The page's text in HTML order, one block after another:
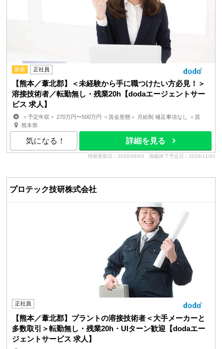
新着 正社員
【熊本／葦北郡】＜未経験から手に職つけたい方必見！＞
溶接技術者／転勤無し・残業20h【dodaエージェントサー
ビス 求人】
＜予定年収＞ 270万円〜500万円 ＜賃金形態＞ 月給制 補足事項なし ＜賃
金内訳＞ 月額（基本給）：176,000円〜258,000円 ...
熊本県
気になる！ 詳細を見る
情報更新日：2026/08/03 掲載終了予定日：2026/11/01
プロテック技研株式会社
正社員
【熊本／葦北郡】プラントの溶接技術者＜大手メーカーと
多数取引＞転勤無し・残業20h・UIターン歓迎【dodaエー
ジェントサービス 求人】